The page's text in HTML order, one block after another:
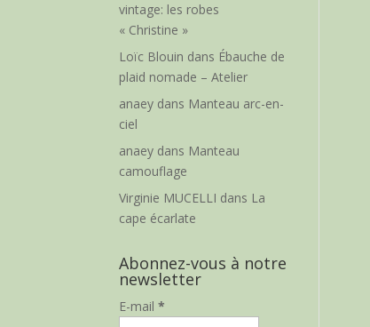
vintage: les robes
« Christine »
Loïc Blouin dans Ébauche de
plaid nomade – Atelier
anaey dans Manteau arc-en-
ciel
anaey dans Manteau
camouflage
Virginie MUCELLI dans La
cape écarlate
Abonnez-vous à notre
newsletter
E-mail*